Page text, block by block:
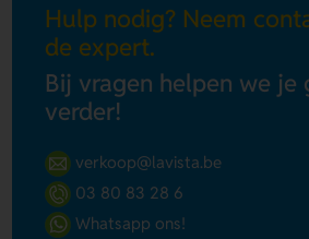
Hulp nodig? Neem
de expert.
Bij vragen helpen we je
verder!
verkoop@lavista.be
03 80 83 28 6
Whatsapp ons!